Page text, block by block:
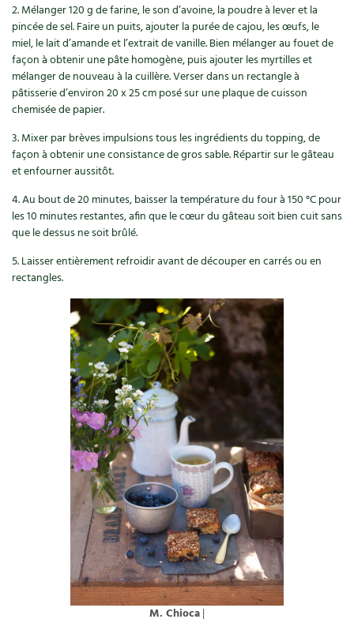
Vivre l’écologie
Protéger la nature
Autonomie
Enfants
Actions pour la planète
Les 4 saisons
Carnets de saison
Compléments
Dossier4 saisons
Actualités
Vidéos et podcasts
Conseils vidéo des4 saisons
Secrets d’abonné
Tous au jardin ! avec Pascal
La vie secrète du jardin
2. Mélanger 120 g de farine, le son d’avoine, la poudre à lever et la
pincée de sel. Faire un puits, ajouter la purée de cajou, les œufs, le
miel, le lait d’amande et l’extrait de vanille. Bien mélanger au fouet de
façon à obtenir une pâte homogène, puis ajouter les myrtilles et
mélanger de nouveau à la cuillère. Verser dans un rectangle à
pâtisserie d’environ 20 x 25 cm posé sur une plaque de cuisson
chemisée de papier.
3. Mixer par brèves impulsions tous les ingrédients du topping, de
façon à obtenir une consistance de gros sable. Répartir sur le gâteau
et enfourner aussitôt.
4. Au bout de 20 minutes, baisser la température du four à 150 °C pour
les 10 minutes restantes, afin que le cœur du gâteau soit bien cuit sans
que le dessus ne soit brûlé.
5. Laisser entièrement refroidir avant de découper en carrés ou en
rectangles.
M. Chioca|